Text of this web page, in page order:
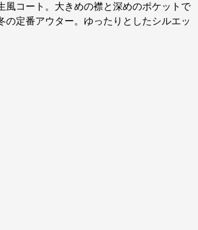
風コート。大きめの襟と深めのポケットで
定番アウター。ゆったりとしたシルエッ